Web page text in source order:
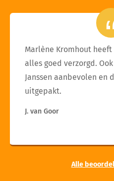
Marlène Kromhout
alles goed verzorgd.
Janssen aanbevolen en
uitgepakt.
J. van Goor
Alle